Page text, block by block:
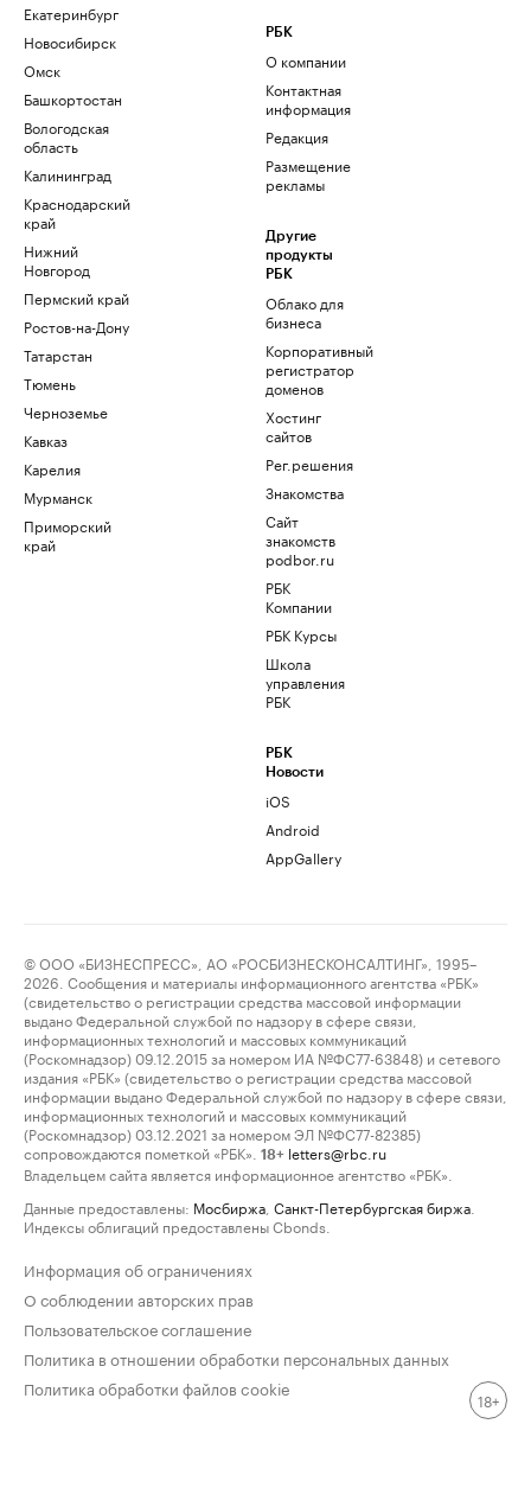
Екатеринбург
Новосибирск
Омск
Башкортостан
Вологодская
область
Калининград
Краснодарский
край
Нижний
Новгород
Пермский край
Ростов-на-Дону
Татарстан
Тюмень
Черноземье
Кавказ
Карелия
Мурманск
Приморский
край
РБК
О компании
Контактная
информация
Редакция
Размещение
рекламы
Другие
продукты
РБК
Облако для
бизнеса
Корпоративный
регистратор
доменов
Хостинг
сайтов
Рег.решения
Знакомства
Сайт
знакомств
podbor.ru
РБК
Компании
РБК Курсы
Школа
управления
РБК
РБК
Новости
iOS
Android
AppGallery
© ООО «БИЗНЕСПРЕСС», АО «РОСБИЗНЕСКОНСАЛТИНГ», 1995–
2026. Сообщения и материалы информационного агентства «РБК»
(свидетельство о регистрации средства массовой информации
выдано Федеральной службой по надзору в сфере связи,
информационных технологий и массовых коммуникаций
(Роскомнадзор) 09.12.2015 за номером ИА №ФС77-63848) и сетевого
издания «РБК» (свидетельство о регистрации средства массовой
информации выдано Федеральной службой по надзору в сфере связи,
информационных технологий и массовых коммуникаций
(Роскомнадзор) 03.12.2021 за номером ЭЛ №ФС77-82385)
сопровождаются пометкой «РБК».
18+ letters@rbc.ru
Владельцем сайта является информационное агентство «РБК».
Данные предоставлены: Мосбиржа Санкт-Петербургская биржа
Индексы облигаций предоставлены Cbonds.
Информация об ограничениях
О соблюдении авторских прав
Пользовательское соглашение
Политика в отношении обработки персональных данных
Политика обработки файлов cookie
18+